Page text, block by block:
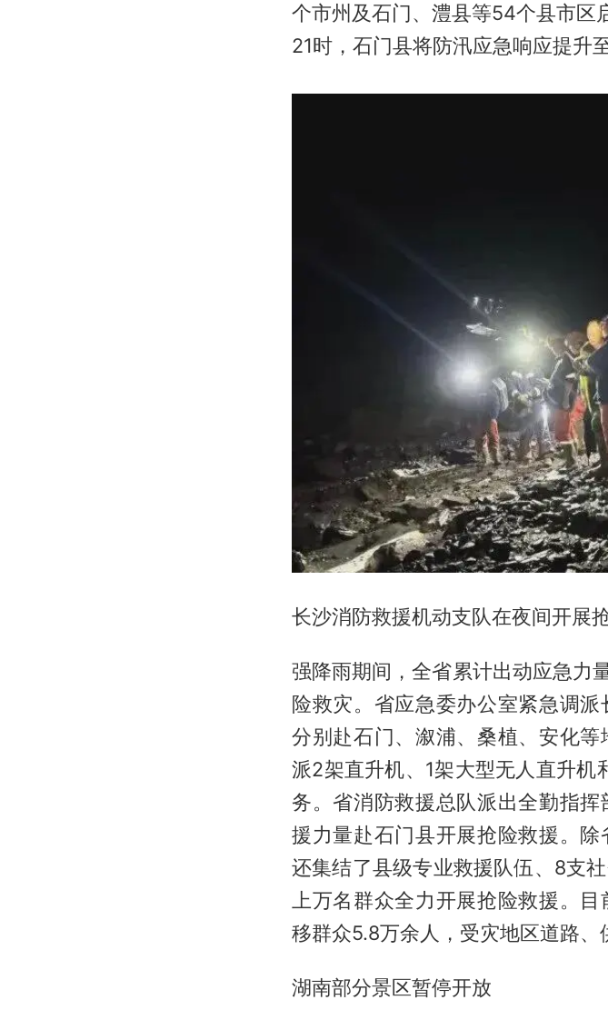
个市州及石门、澧县等54个县市区
21时，石门县将防汛应急响应提升
长沙消防救援机动支队在夜间开展
强降雨期间，全省累计出动应急力
险救灾。省应急委办公室紧急调
分别赴石门、溆浦、桑植、安化
派2架直升机、1架大型无人直升机
务。省消防救援总队派出全勤指
援力量赴石门县开展抢险救援。
还集结了县级专业救援队伍、8支
上万名群众全力开展抢险救援。
移群众5.8万余人，受灾地区道路、
湖南部分景区暂停开放